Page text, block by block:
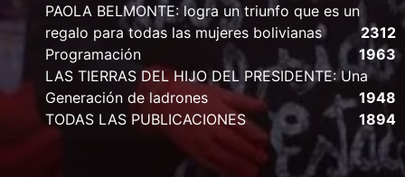
PAOLA BELMONTE: logra un triunfo que es un
regalo para todas las mujeres bolivianas
2312
Programación
1963
LAS TIERRAS DEL HIJO DEL PRESIDENTE: Una
Generación de ladrones
1948
TODAS LAS PUBLICACIONES
1894